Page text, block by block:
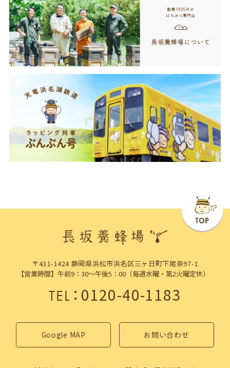
〒431-1424 静岡県浜松市浜名区三ヶ日町下尾奈97-1
【営業時間】午前9：30～午後5：00（毎週水曜・第2火曜定休）
TEL：0120-40-1183
Google MAP お問い合わせ